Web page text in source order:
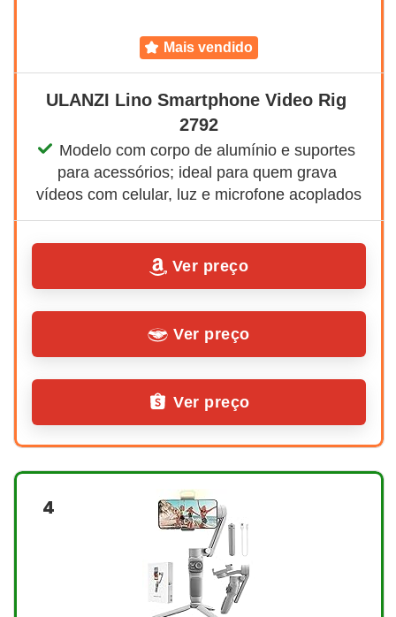
mais vendido
ULANZI Lino Smartphone Video Rig
2792
Modelo com corpo de alumínio e suportes
para acessórios; ideal para quem grava
vídeos com celular, luz e microfone acoplados
Ver preço
Ver preço
Ver preço
4